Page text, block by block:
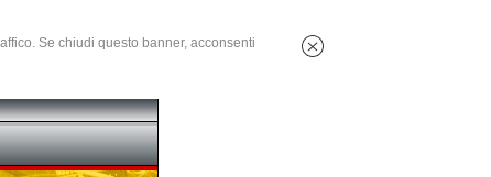
Se chiudi questo banner, acconsenti